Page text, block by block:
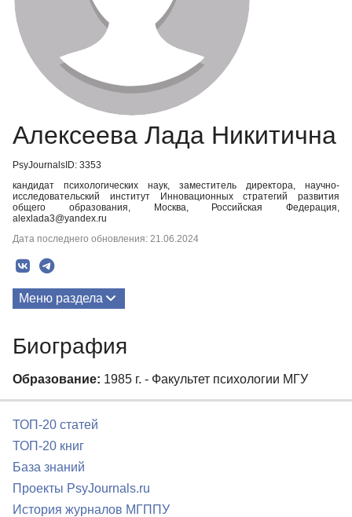
Алексеева Лада Никитична
PsyJournalsID: 3353
кандидат психологических наук, заместитель директора, научно-
исследовательский институт Инновационных стратегий развития
общего образования, Москва, Российская Федерация,
alexlada3@yandex.ru
Дата последнего обновления: 21.06.2024
Меню раздела
Биография
Биография
Образование: 1985 г. - Факультет психологии МГУ
ТОП-20 статей
ТОП-20 книг
База знаний
Проекты PsyJournals.ru
История журналов МГППУ